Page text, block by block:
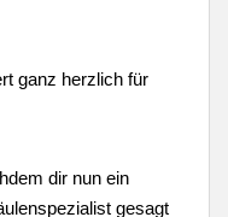
ganz herzlich für
dir nun ein
gesagt